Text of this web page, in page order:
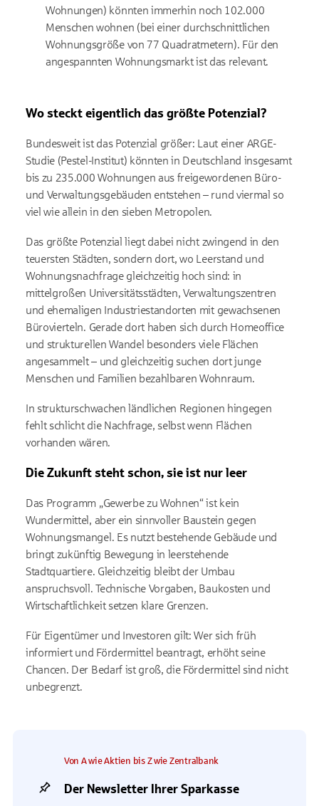
Wohnungen) könnten immerhin noch 102.000
Menschen wohnen (bei einer durchschnittlichen
Wohnungsgröße von 77 Quadratmetern). Für den
angespannten Wohnungsmarkt ist das relevant.
Wo steckt eigentlich das größte Potenzial?
Bundesweit ist das Potenzial größer: Laut einer ARGE-
Studie (Pestel-Institut) könnten in Deutschland insgesamt
bis zu 235.000 Wohnungen aus freigewordenen Büro-
und Verwaltungsgebäuden entstehen – rund viermal so
viel wie allein in den sieben Metropolen.
Das größte Potenzial liegt dabei nicht zwingend in den
teuersten Städten, sondern dort, wo Leerstand und
Wohnungsnachfrage gleichzeitig hoch sind: in
mittelgroßen Universitätsstädten, Verwaltungszentren
und ehemaligen Industriestandorten mit gewachsenen
Bürovierteln. Gerade dort haben sich durch Homeoffice
und strukturellen Wandel besonders viele Flächen
angesammelt – und gleichzeitig suchen dort junge
Menschen und Familien bezahlbaren Wohnraum.
In strukturschwachen ländlichen Regionen hingegen
fehlt schlicht die Nachfrage, selbst wenn Flächen
vorhanden wären.
Die Zukunft steht schon, sie ist nur leer
Das Programm „Gewerbe zu Wohnen“ ist kein
Wundermittel, aber ein sinnvoller Baustein gegen
Wohnungsmangel. Es nutzt bestehende Gebäude und
bringt zukünftig Bewegung in leerstehende
Stadtquartiere. Gleichzeitig bleibt der Umbau
anspruchsvoll. Technische Vorgaben, Baukosten und
Wirtschaftlichkeit setzen klare Grenzen.
Für Eigentümer und Investoren gilt: Wer sich früh
informiert und Fördermittel beantragt, erhöht seine
Chancen. Der Bedarf ist groß, die Fördermittel sind nicht
unbegrenzt.
Von A wie Aktien bis Z wie Zentralbank
Der Newsletter Ihrer Sparkasse